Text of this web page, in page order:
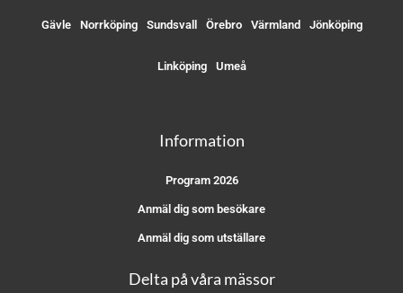
Gävle Norrköping Sundsvall Örebro Värmland Jönköping
Linköping Umeå
Information
Program 2026
Anmäl dig som besökare
Anmäl dig som utställare
Delta på våra mässor